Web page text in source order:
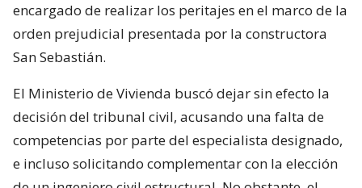
encargado de realizar los peritajes en el marco de la
orden prejudicial presentada por la constructora
San Sebastián.
El Ministerio de Vivienda buscó dejar sin efecto la
decisión del tribunal civil, acusando una falta de
competencias por parte del especialista designado,
e incluso solicitando complementar con la elección